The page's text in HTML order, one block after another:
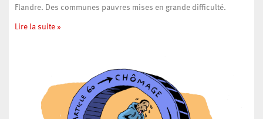
Flandre. Des communes pauvres mises en grande difficulté.
Lire la suite »